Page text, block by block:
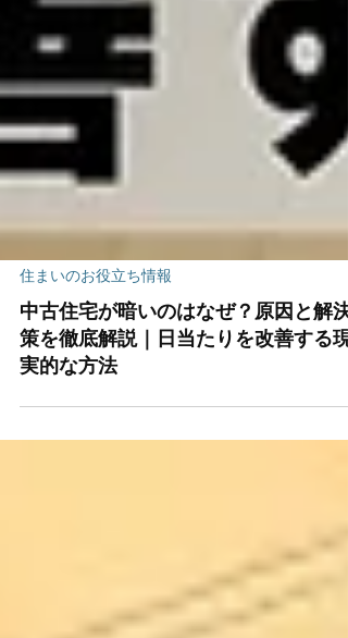
住まいのお役立ち情報
中古住宅が暗いのはなぜ？原因と解決
策を徹底解説｜日当たりを改善する現
実的な方法